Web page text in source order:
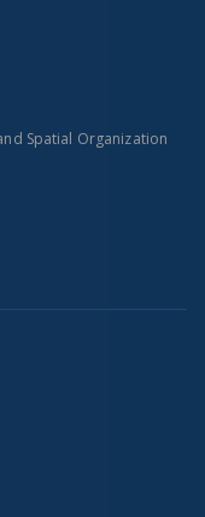
Spatial Organization